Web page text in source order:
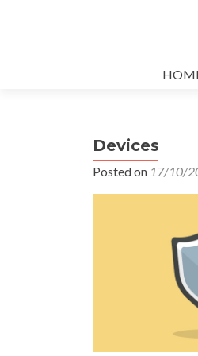
Devices
Posted on 17/10/